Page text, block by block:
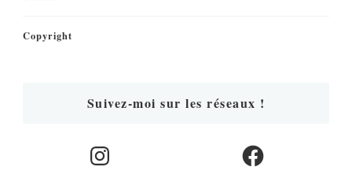
Copyright
Suivez-moi sur les réseaux !
Instagram Facebook